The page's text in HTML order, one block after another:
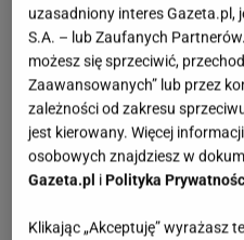
uzasadniony interes Gazeta.pl,
S.A. – lub Zaufanych
możesz się sprzeciwić,
Zaawansowanych” lub przez
zależności od zakresu
jest kierowany. Więcej
osobowych znajdziesz w
Gazeta.pl iPolityka
Klikając „Akceptuję” wyrażasz